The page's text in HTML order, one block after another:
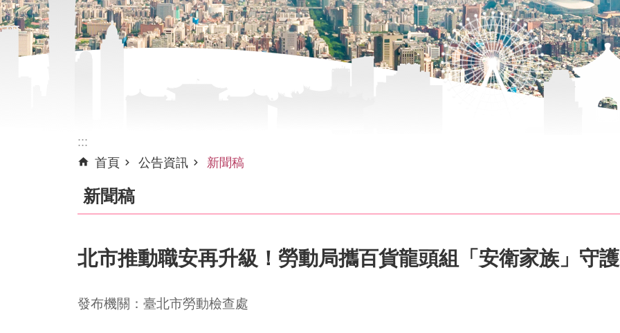
:::
首頁
公告資訊 新聞稿
新聞稿
北市推動職安再升級！勞動局攜百貨龍頭組「安衛家族」守
發布機關：臺北市勞動檢查處